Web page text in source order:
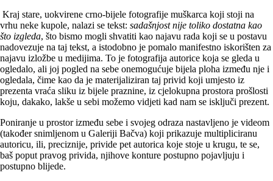
Kraj stare, uokvirene crno-bijele fotografije muškarca koji stoji na
vrhu neke kupole, nalazi se tekst: sadašnjost nije toliko dostatna kao
što izgleda, što bismo mogli shvatiti kao najavu rada koji se u postavu
nadovezuje na taj tekst, a istodobno je pomalo manifestno iskorišten za
najavu izložbe u medijima. To je fotografija autorice koja se gleda u
ogledalo, ali joj pogled na sebe onemogućuje bijela ploha između nje i
ogledala, čime kao da je materijaliziran taj privid koji umjesto iz
prezenta vraća sliku iz bijele praznine, iz cjelokupna prostora prošlosti
koju, dakako, lakše u sebi možemo vidjeti kad nam se isključi prezent.
Poniranje u prostor između sebe i svojeg odraza nastavljeno je videom
(također snimljenom u Galeriji Bačva) koji prikazuje multipliciranu
autoricu, ili, preciznije, privide pet autorica koje stoje u krugu, te se,
baš poput pravog privida, njihove konture postupno pojavljuju i
postupno blijede.